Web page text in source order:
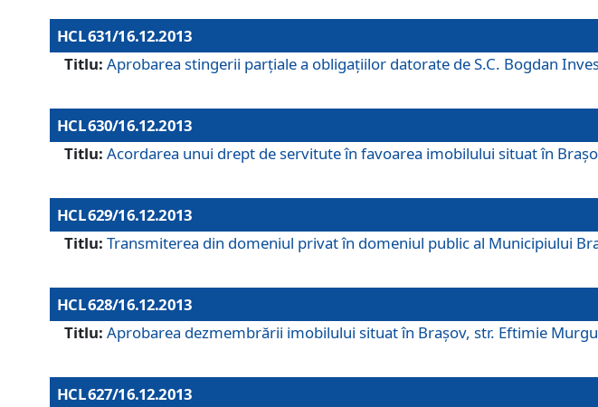
HCL 631/16.12.2013
Titlu: Aprobarea stingerii parţiale a obligaţiilor datorate de S.C. Bogdan
HCL 630/16.12.2013
Titlu: Acordarea unui drept de servitute în favoarea imobilului situat în
HCL 629/16.12.2013
Titlu: Transmiterea din domeniul privat în domeniul public al Municipiului
HCL 628/16.12.2013
Titlu: Aprobarea dezmembrării imobilului situat în Braşov, str. Eftimie
HCL 627/16.12.2013